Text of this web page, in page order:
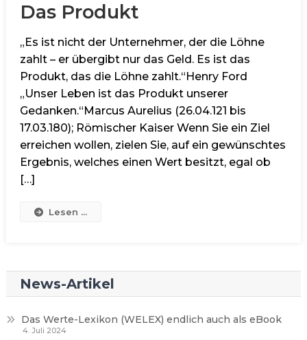
Das Produkt
„Es ist nicht der Unternehmer, der die Löhne
zahlt – er übergibt nur das Geld. Es ist das
Produkt, das die Löhne zahlt.“Henry Ford
„Unser Leben ist das Produkt unserer
Gedanken.“Marcus Aurelius (26.04.121 bis
17.03.180); Römischer Kaiser Wenn Sie ein Ziel
erreichen wollen, zielen Sie, auf ein gewünschtes
Ergebnis, welches einen Wert besitzt, egal ob
[…]
Lesen ...
News-Artikel
Das Werte-Lexikon (WELEX) endlich auch als eBook
4. Juli 2024